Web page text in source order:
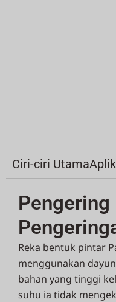
Ciri-ciri Utama
Pengering
Reka bentuk pintar
menggunakan
bahan yang tinggi
suhu ia tidak